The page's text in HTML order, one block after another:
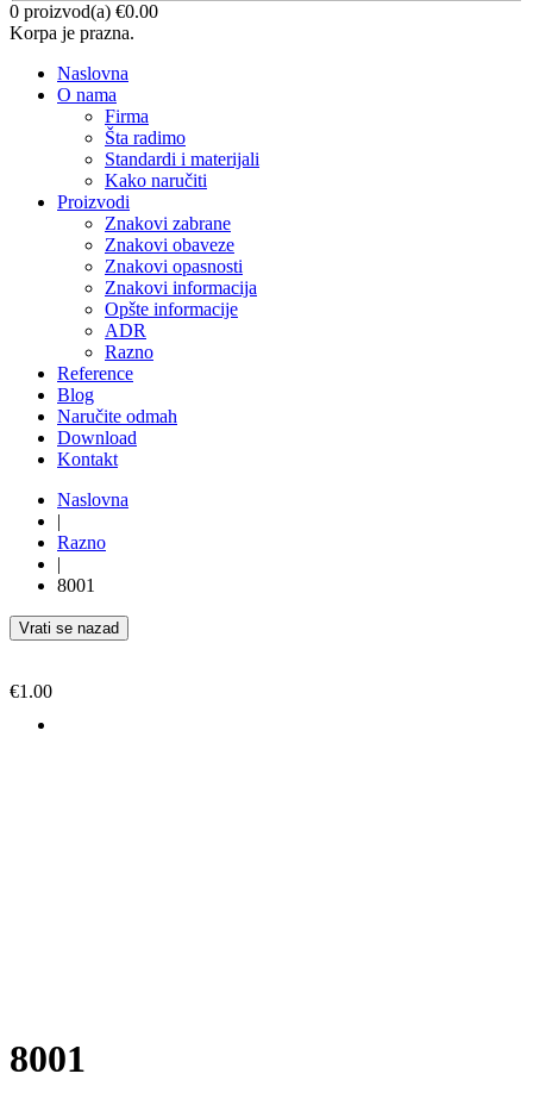
0 proizvod(a) €0.00
Korpa je prazna.
Naslovna
O nama
Firma
Šta radimo
Standardi i materijali
Kako naručiti
Proizvodi
Znakovi zabrane
Znakovi obaveze
Znakovi opasnosti
Znakovi informacija
Opšte informacije
ADR
Razno
Reference
Blog
Naručite odmah
Download
Kontakt
Naslovna
|
Razno
|
8001
Vrati se nazad
€1.00
8001